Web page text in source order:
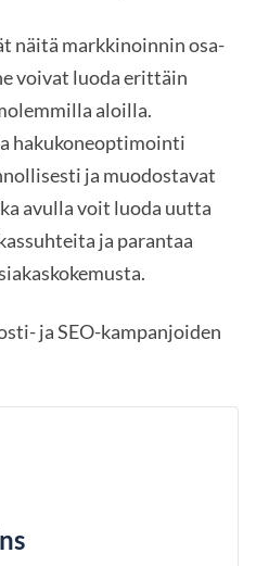
näitä markkinoinnin osa-
voivat luoda erittäin
aloilla.
hakukoneoptimointi
ja muodostavat
avulla voit luoda uutta
ja parantaa
ja SEO-kampanjoiden